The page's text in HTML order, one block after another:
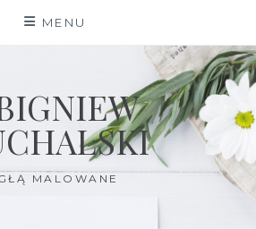
MENU
MALOWANE